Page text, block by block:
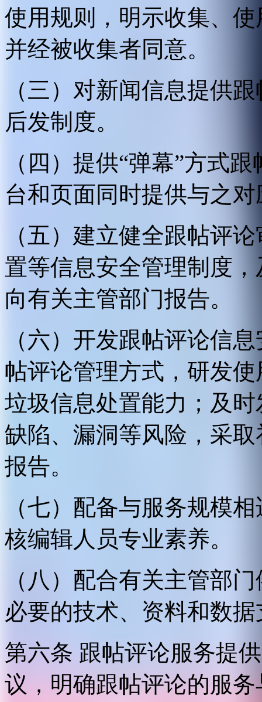
使用规则，明示收集、
并经被收集者同意。
（三）对新闻信息提供
后发制度。
（四）提供“弹幕”方式
台和页面同时提供与之
（五）建立健全跟帖评
置等信息安全管理制度
向有关主管部门报告。
（六）开发跟帖评论信
帖评论管理方式，研发
垃圾信息处置能力；及
缺陷、漏洞等风险，采
报告。
（七）配备与服务规模
核编辑人员专业素养。
（八）配合有关主管部
必要的技术、资料和数
第六条 跟帖评论服务提
议，明确跟帖评论的服